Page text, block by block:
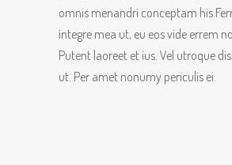
omnis menandri conceptam
integre mea ut, eu eos vide errem
Putent laoreet et ius. Vel utroque
ut. Per amet nonumy periculis ei.